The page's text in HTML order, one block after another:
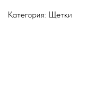
Категория: Щетки